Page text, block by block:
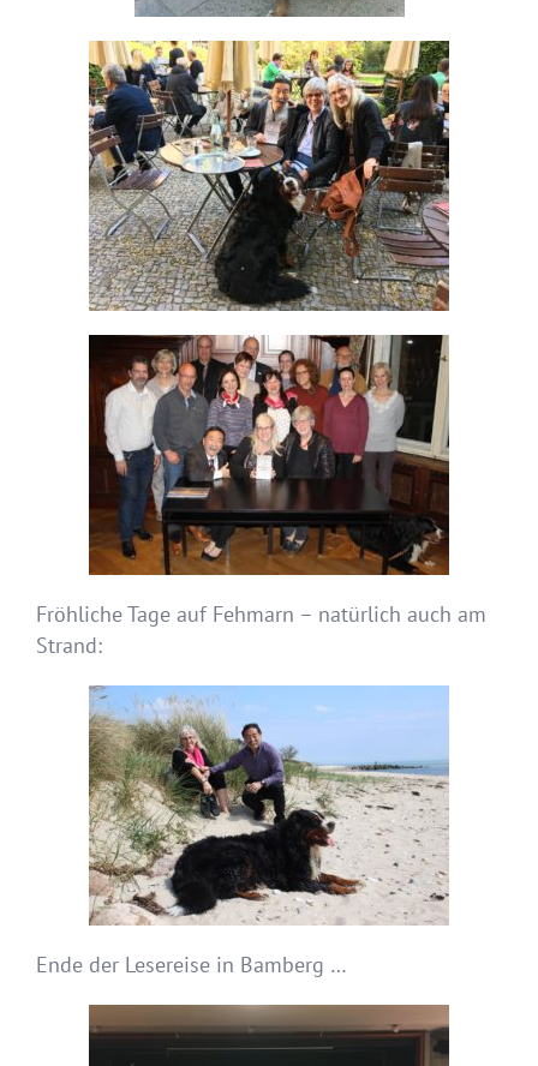
Fröhliche Tage auf Fehmarn – natürlich auch am
Strand:
Ende der Lesereise in Bamberg …